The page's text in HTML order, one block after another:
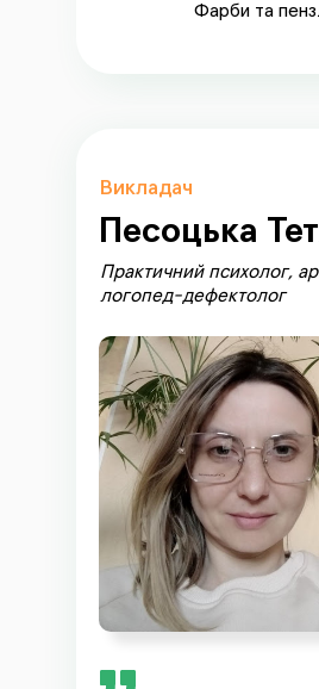
Фарби та
Викладач
Песоцька
Практичний психолог,
логопед-дефектолог